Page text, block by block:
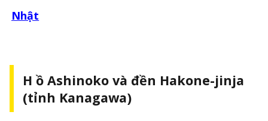
Nhật
H ồ Ashinoko và đền Hakone-jinja
(tỉnh Kanagawa)